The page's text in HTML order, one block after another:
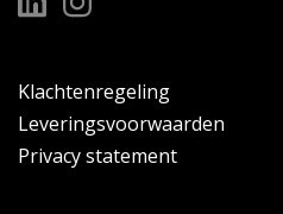
Klachtenregeling
Leveringsvoorwaarden
Privacy statement